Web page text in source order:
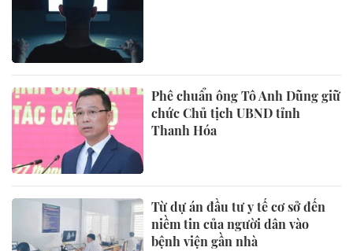
Phê chuẩn ông Tô Anh Dũng giữ
chức Chủ tịch UBND tỉnh
Thanh Hóa
Từ dự án đầu tư y tế cơ sở đến
niềm tin của người dân vào
bệnh viện gần nhà